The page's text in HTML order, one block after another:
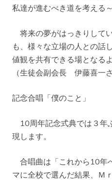
私達が進むべき道を考える～
将来の夢がはっきりして
も、様々な立場の人との話
値観を共有できる場となる
（生徒会副会長 伊藤喜一さ
記念合唱「僕のこと」
10周年記念式典では３年
現します。
合唱曲は「これから10年
マに全校で選んだ結果、